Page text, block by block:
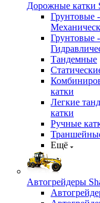
Дорожные катки
Грунтовые -
Грунтовые -
Тандемные
катки
Легкие
катки
Ручные
Ещё
Автогрейдеры